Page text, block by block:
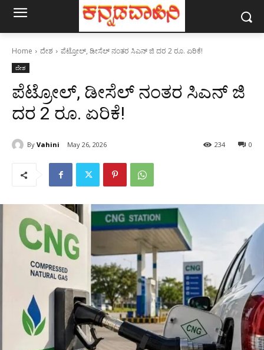
Home ದೇಶ ಪೆಟ್ರೋಲ್‌, ಡೀಸೆಲ್‌ ನಂತರ ಸಿಎನ್‌ ಜಿ ದರ 2 ರೂ. ಏರಿಕೆ!
ದೇಶ
ಪೆಟ್ರೋಲ್‌, ಡೀಸೆಲ್‌ ನಂತರ ಸಿಎನ್‌ ಜಿ
ದರ 2 ರೂ. ಏರಿಕೆ!
By Vahini May 26, 2026 0
234